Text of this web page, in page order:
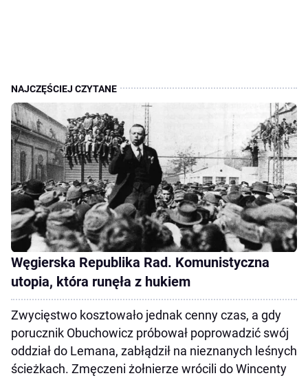
Węgierska Republika Rad. Komunistyczna
utopia, która runęła z hukiem
Zwycięstwo kosztowało jednak cenny czas, a gdy
porucznik Obuchowicz próbował poprowadzić swój
oddział do Lemana, zabłądził na nieznanych leśnych
ścieżkach. Zmęczeni żołnierze wrócili do Wincenty